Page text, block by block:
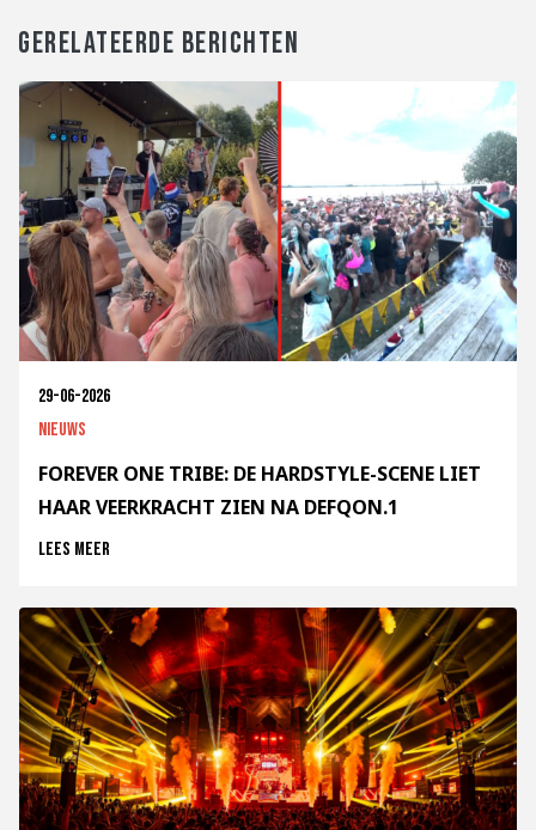
GERELATEERDE BERICHTEN
29-06-2026
Nieuws
FOREVER ONE TRIBE: DE HARDSTYLE-SCENE LIET
HAAR VEERKRACHT ZIEN NA DEFQON.1
Lees meer